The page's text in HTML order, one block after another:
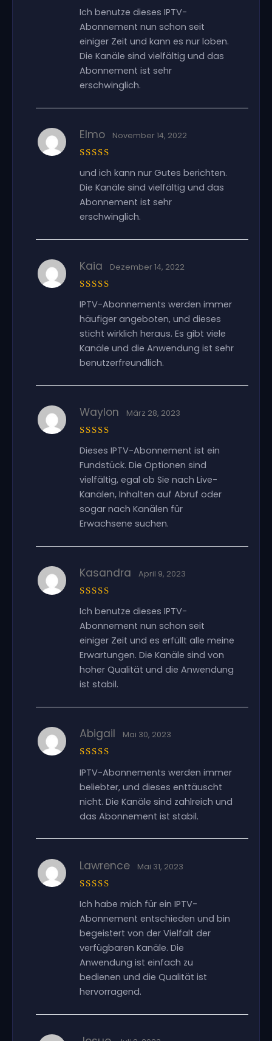
mit5von
5
Ich benutze dieses IPTV-
Abonnement nun schon seit
einiger Zeit und kann es nur loben.
Die Kanäle sind vielfältig und das
Abonnement ist sehr
erschwinglich.
mit5von
5
Elmo November 14, 2022
und ich kann nur Gutes berichten.
Die Kanäle sind vielfältig und das
Abonnement ist sehr
erschwinglich.
mit5von
5
Kaia Dezember 14, 2022
IPTV-Abonnements werden immer
häufiger angeboten, und dieses
sticht wirklich heraus. Es gibt viele
Kanäle und die Anwendung ist sehr
benutzerfreundlich.
mit5von
5
Waylon März 28, 2023
Dieses IPTV-Abonnement ist ein
Fundstück. Die Optionen sind
vielfältig, egal ob Sie nach Live-
Kanälen, Inhalten auf Abruf oder
sogar nach Kanälen für
Erwachsene suchen.
mit5von
5
Kasandra April 9, 2023
Ich benutze dieses IPTV-
Abonnement nun schon seit
einiger Zeit und es erfüllt alle meine
Erwartungen. Die Kanäle sind von
hoher Qualität und die Anwendung
ist stabil.
mit5von
5
Abigail Mai 30, 2023
IPTV-Abonnements werden immer
beliebter, und dieses enttäuscht
nicht. Die Kanäle sind zahlreich und
das Abonnement ist stabil.
mit5von
5
Lawrence Mai 31, 2023
Ich habe mich für ein IPTV-
Abonnement entschieden und bin
begeistert von der Vielfalt der
verfügbaren Kanäle. Die
Anwendung ist einfach zu
bedienen und die Qualität ist
hervorragend.